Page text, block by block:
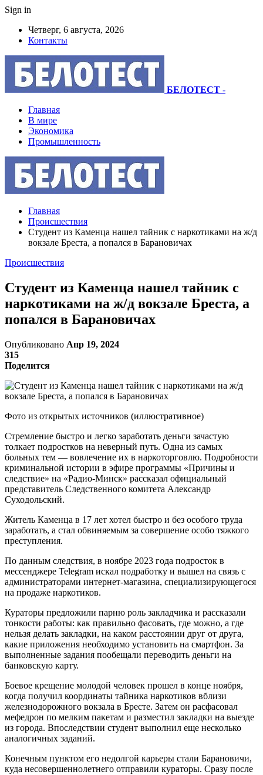
Sign in
Четверг, 6 августа, 2026
Контакты
БЕЛОТЕСТ -
Главная
В мире
Экономика
Промышленность
Главная
Происшествия
Студент из Каменца нашел тайник с наркотиками на ж/д
вокзале Бреста, а попался в Барановичах
Происшествия
Студент из Каменца нашел тайник с
наркотиками на ж/д вокзале Бреста, а
попался в Барановичах
Опубликовано Апр 19, 2024
315
Поделится
Фото из открытых источников (иллюстративное)
Стремление быстро и легко заработать деньги зачастую
толкает подростков на неверный путь. Одна из самых
больных тем — вовлечение их в наркоторговлю. Подробности
криминальной истории в эфире программы «Причины и
следствие» на «Радио-Минск» рассказал официальный
представитель Следственного комитета Александр
Суходольский.
Житель Каменца в 17 лет хотел быстро и без особого труда
заработать, а стал обвиняемым за совершение особо тяжкого
преступления.
По данным следствия, в ноябре 2023 года подросток в
мессенджере Telegram искал подработку и вышел на связь с
администраторами интернет-магазина, специализирующегося
на продаже наркотиков.
Кураторы предложили парню роль закладчика и рассказали
тонкости работы: как правильно фасовать, где можно, а где
нельзя делать закладки, на каком расстоянии друг от друга,
какие приложения необходимо установить на смартфон. За
выполненные задания пообещали переводить деньги на
банковскую карту.
Боевое крещение молодой человек прошел в конце ноября,
когда получил координаты тайника наркотиков вблизи
железнодорожного вокзала в Бресте. Затем он расфасовал
мефедрон по мелким пакетам и разместил закладки на выезде
из города. Впоследствии студент выполнил еще несколько
аналогичных заданий.
Конечным пунктом его недолгой карьеры стали Барановичи,
куда несовершеннолетнего отправили кураторы. Сразу после